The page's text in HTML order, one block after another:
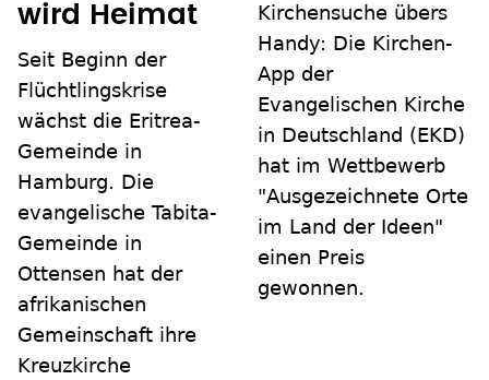
wird Heimat
Seit Beginn der
Flüchtlingskrise
wächst die Eritrea-
Gemeinde in
Hamburg. Die
evangelische Tabita-
Gemeinde in
Ottensen hat der
afrikanischen
Gemeinschaft ihre
Kreuzkirche
Kirchensuche übers
Handy: Die Kirchen-
App der
Evangelischen Kirche
in Deutschland (EKD)
hat im Wettbewerb
"Ausgezeichnete Orte
im Land der Ideen"
einen Preis
gewonnen.